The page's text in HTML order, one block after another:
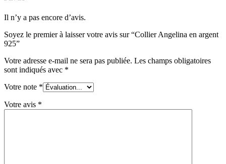
Il n’y a pas encore d’avis.
Soyez le premier à laisser votre avis sur “Collier Angelina en argent
925”
Votre adresse e-mail ne sera pas publiée. Les champs obligatoires
sont indiqués avec *
Votre note *
Votre avis *